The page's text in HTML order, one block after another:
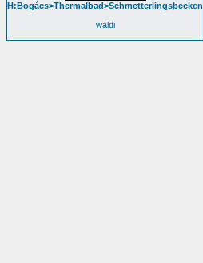
H:Bogács>Thermalbad>Schmetterlingsbecken
waldi